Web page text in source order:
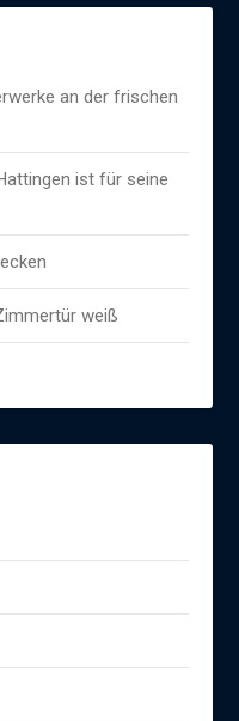
an der frischen
ist für seine
weiß